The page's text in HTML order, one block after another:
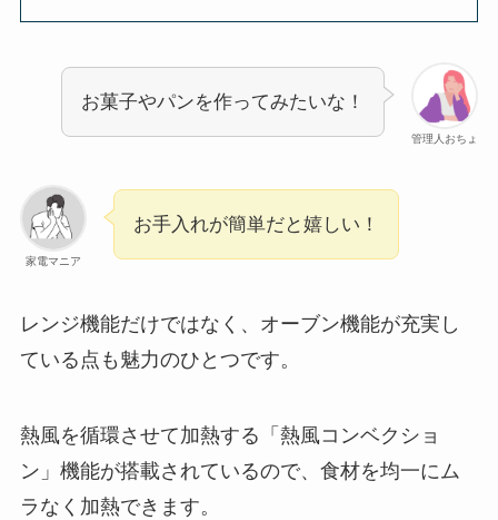
管理人おちょ
お菓子やパンを作ってみたいな！
家電マニア
お手入れが簡単だと嬉しい！
レンジ機能だけではなく、オーブン機能が充実し
ている点も魅力のひとつです。
熱風を循環させて加熱する「熱風コンベクショ
ン」機能が搭載されているので、食材を均一にム
ラなく加熱できます。